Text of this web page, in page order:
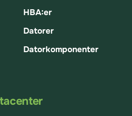
HBA:er
Datorer
Datorkomponenter